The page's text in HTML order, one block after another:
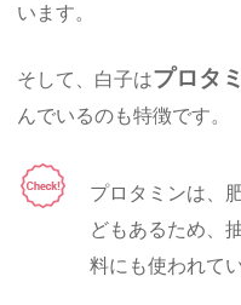
います。
そして、白子はプロタ
んでいるのも特徴です。
プロタミンは、
どもあるため、
料にも使われて